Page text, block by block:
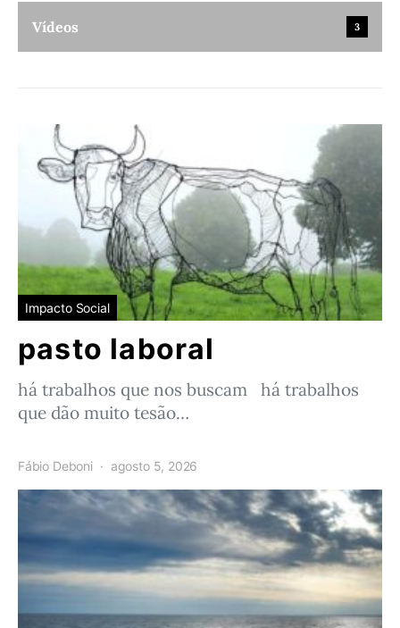
Vídeos 3
Impacto Social
pasto laboral
há trabalhos que nos buscam há trabalhos
que dão muito tesão…
Fábio Deboni agosto 5, 2026